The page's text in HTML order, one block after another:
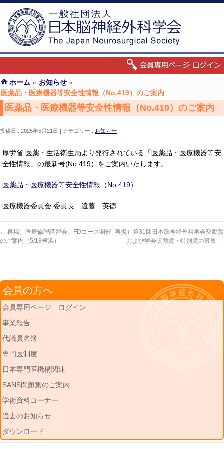
ホーム » お知らせ »
医薬品・医療機器等安全性情報（No.419）のご案内
医薬品・医療機器等安全性情報（No.419）のご案内
投稿日 : 2025年5月21日 カテゴリー : お知らせ
厚労省 医薬・生活衛生局より発行されている「医薬品・医療機器等安
全性情報」の最新号(No.419）をご案内いたします。
医薬品・医療機器等安全性情報（No.419）
医療機器委員会 委員長 遠藤 英徳
← 再掲）医療倫理講習会、FDコース開催
のご案内（5/18横浜）
再掲）第31回日本脳神経外科学会奨励賞
および学会奨励賞・特別賞の募集 →
会員の方へ
会員専用ページ ログイン
事業報告
代議員名簿
専門医制度
日本専門医機構関連
SANS問題集のご案内
学術資料コーナー
過去のお知らせ
ダウンロード